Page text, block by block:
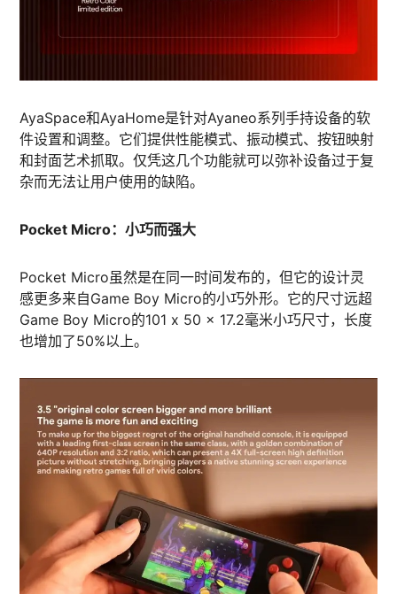
AyaSpace和AyaHome是针对Ayaneo系列手持设备的软
件设置和调整。它们提供性能模式、振动模式、按钮映射
和封面艺术抓取。仅凭这几个功能就可以弥补设备过于复
杂而无法让用户使用的缺陷。
Pocket Micro：小巧而强大
Pocket Micro虽然是在同一时间发布的，但它的设计灵
感更多来自Game Boy Micro的小巧外形。它的尺寸远超
Game Boy Micro的101 x 50 x 17.2毫米小巧尺寸，长度
也增加了50%以上。